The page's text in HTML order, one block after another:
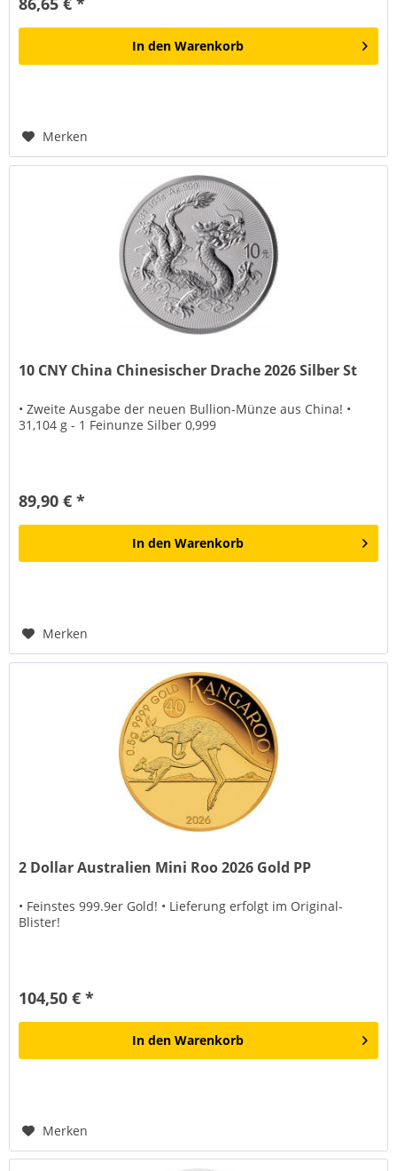
In den Warenkorb
Merken
10 CNY China Chinesischer Drache 2026 Silber St
• Zweite Ausgabe der neuen Bullion-Münze aus China! •
31,104 g - 1 Feinunze Silber 0,999
89,90 € *
In den Warenkorb
Merken
2 Dollar Australien Mini Roo 2026 Gold PP
• Feinstes 999.9er Gold! • Lieferung erfolgt im Original-
Blister!
104,50 € *
In den Warenkorb
Merken